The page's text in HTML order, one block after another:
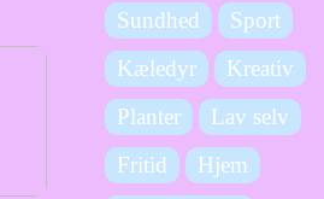
Sundhed
Sport
Kæledyr
Kreativ
Planter
Lav selv
Fritid
Hjem